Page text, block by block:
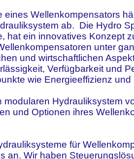
eines Wellenkompensators
ab. Die Hydro
hat ein innovatives Konzept
unter
und wirtschaftlichen
Verfügbarkeit und
wie Energieeffizienz
modularen Hydrauliksystem
und Optionen ihres
für
an. Wir haben